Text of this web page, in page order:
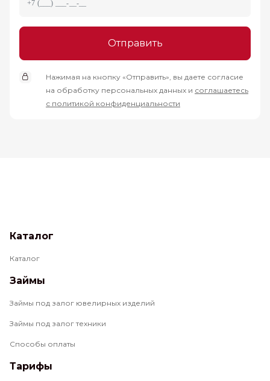
Отправить
Нажимая на кнопку «Отправить», вы даете согласие
на обработку персональных данных и соглашаетесь
с политикой конфиденциальности
Каталог
Каталог
Займы
Займы под залог ювелирных изделий
Займы под залог техники
Способы оплаты
Тарифы